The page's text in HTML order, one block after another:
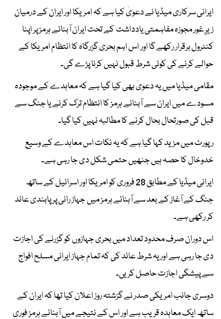
ایرانی سرکاری میڈیا نے دعویٰ کیا ہے کہ امریکا اور ایران کے درمیان
زیرِ غور مجوزہ مفاہمتی یادداشت کے تحت ایران آبنائے ہرمز پر اپنا
کنٹرول برقرار رکھے گا اور اس اہم بحری گزرگاہ کا انتظام امریکا کے
حوالے کرنے کی کوئی شرط قبول نہیں کرنا پڑے گی۔
مقامی میڈیا میں یہ دعویٰ بھی کیا گیا ہے کہ معاہدے کے موجودہ
مسودے میں ایران سے آبنائے ہرمز کا انتظام ترک کرنے یا جنگ سے
قبل کی صورتحال بحال کرنے کا مطالبہ نہیں کیا گیا۔
رپورٹ میں مزید کہا گیا ہے کہ یہ نکات اس معاہدے کے وسیع
خدوخال کا حصہ ہیں جنھیں حتمی شکل دی جا رہی ہے۔
ایرانی میڈیا کے مطابق 28 فروری کو امریکا اور اسرائیل کے ساتھ
جنگ کے آغاز کے بعد سے آبنائے ہرمز میں جہاز رانی پر پابندی عائد
کر رکھی ہے۔
اس دوران صرف محدود تعداد میں بحری جہازوں کو گزرنے کی اجازت
دی جا رہی ہے اور یہ شرط عائد کی کہ تمام جہاز ایرانی مسلح افواج
سے پیشگی اجازت حاصل کریں۔
دوسری جانب امریکی صدر نے گزشتہ روز اعلان کیا تھا کہ ایران کے
ساتھ ایک معاہدہ قریب ہے اور اس کے نتیجے میں آبنائے ہرمز فوری